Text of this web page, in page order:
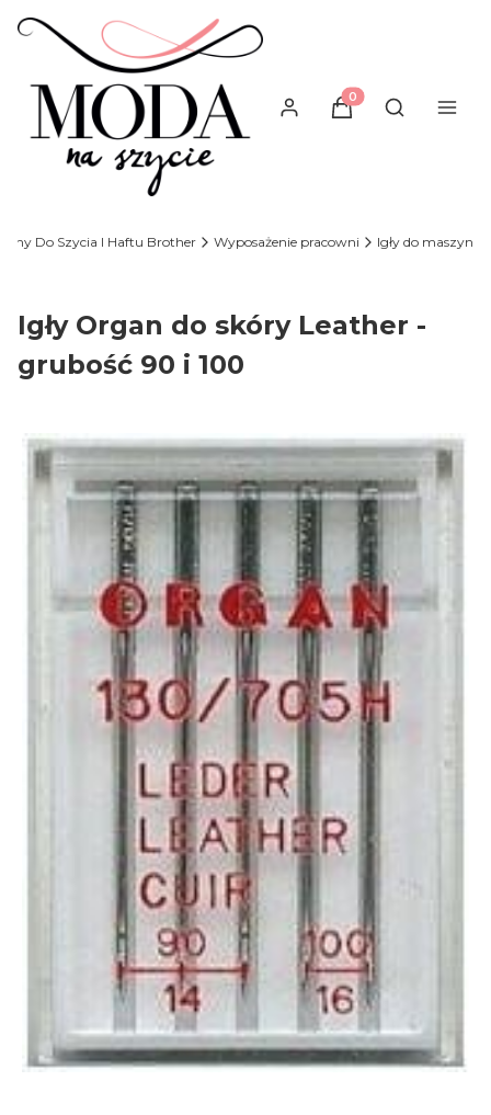
Produkty w
Otwórz
Do Szycia I Haftu Brother Wyposażenie pracowni Igły do maszyn
Igły Organ do skóry Leather -
grubość 90 i 100